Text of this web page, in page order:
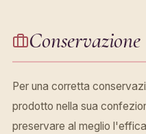
Conservazione
Per una corretta
prodotto nella sua
preservare al meglio